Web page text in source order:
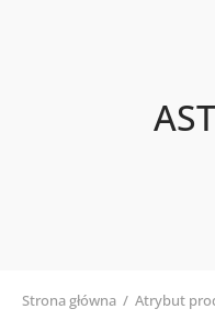
Strona główna / Atrybut